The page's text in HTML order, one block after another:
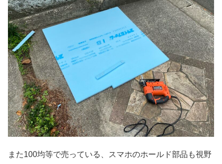
また100均等で売っている、スマホのホールド部品も視野